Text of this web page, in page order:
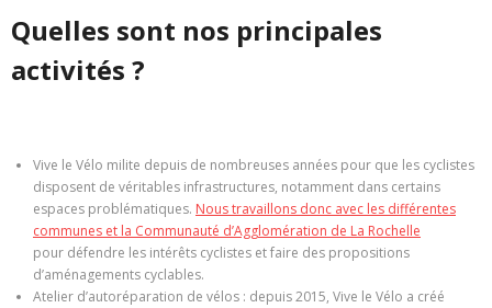
Quelles sont nos principales
activités ?
Vive le Vélo milite depuis de nombreuses années pour que les cyclistes
disposent de véritables infrastructures, notamment dans certains
espaces problématiques. Nous travaillons donc avec les différentes
communes et la Communauté d’Agglomération de La Rochelle
pour défendre les intérêts cyclistes et faire des propositions
d’aménagements cyclables.
Atelier d’autoréparation de vélos : depuis 2015, Vive le Vélo a créé